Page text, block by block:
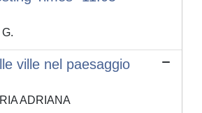
ville nel paesaggio
ADRIANA